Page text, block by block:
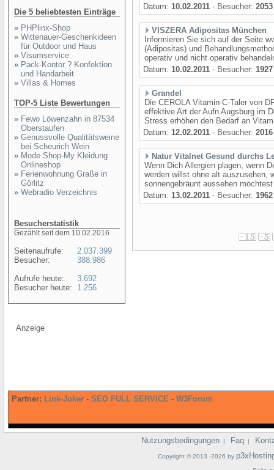
Die 5 beliebtesten Einträge
» PHPlinx-Shop
» Wittenauer-Geschenkideen
für Outdoor und Haus
» Visumservice
» Pack-Kontor ? Konfektion
und Handarbeit
» Villas & Homes
TOP-5 Liste Bewertungen
» Fewo Löwenzahn in 87534
Oberstaufen
» Genussvolle Qualitätsweine
bei Scheurich Wein
» Mode Shop-My Kleidung
Onlineshop
» Ferienwohnung Graße in
Görlitz
» Webradio Verzeichnis
Besucherstatistik
Gezählt seit dem 10.02.2016
Seitenaufrufe:
Besucher:
Aufrufe heute:
Besucher heute:
2.037.399
388.986
3.692
1.256
Datum: 10.02.2011 - Besucher: 2053
VISZERA Adipositas München
Informieren Sie sich auf der Seite
(Adipositas) und
operativ und nicht operativ
Datum: 10.02.2011 - Besucher: 1927
Grandel
Die CEROLA Vitamin-C-Taler von
effektive Art der Aufn Augsburg im
Stress erhöhen den Bedarf an
Datum: 12.02.2011 - Besucher: 2016
Natur Vitalnet Gesund durchs
Wenn Dich Allergien plagen, wenn
werden willst ohne alt auszusehen,
sonnengebräunt aussehen
Datum: 13.02.2011 - Besucher: 1962
Anzeige
Partner: Link-Joker - SEO FULL SERVICE - W3Forum
Nutzungsbedingungen | Faq |
Copyright © 2013 -2026 by